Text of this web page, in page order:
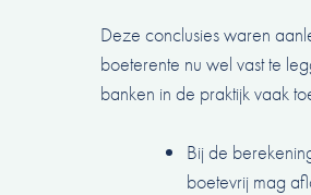
Deze conclusies waren
boeterente nu wel vast te
banken in de praktijk vaak
Bij de
boetevrij mag